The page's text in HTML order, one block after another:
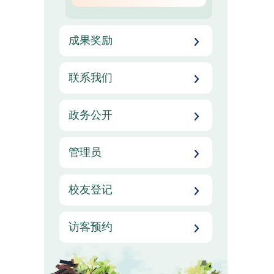
成果奖励
联系我们
政务公开
管理员
校友登记
访客预约